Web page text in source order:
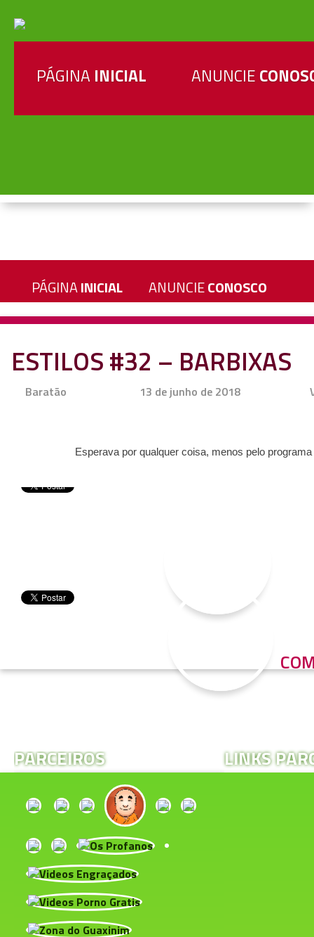
PÁGINA INICIAL ANUNCIE
PÁGINAINICIAL ANUNCIECONOSCO
ESTILOS #32 – BARBIXAS
Baratão 13 de junho de 2018
Esperava por qualquer coisa, menos pelo
PARCEIROS LINKS